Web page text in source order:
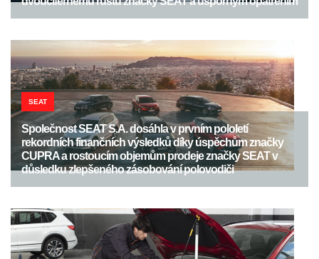
SEAT
Společnost SEAT S.A. dosáhla v prvním pololetí
rekordních finančních výsledků díky úspěchům značky
CUPRA a rostoucím objemům prodeje značky SEAT v
důsledku zlepšeného zásobování polovodiči